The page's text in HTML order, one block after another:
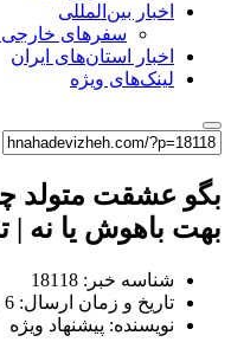
اخبار بین‌المللی
سفرهای خارجی
اخبار استان‌های ایران
لینک‌های ویژه
بگو عشقت متولد
بهت باهوش یا
شناسه خبر: 18118
تاریخ و زمان ارسال: 6 جولای 2023 ساعت 5:11
نویسنده: پیشنهاد ویژه